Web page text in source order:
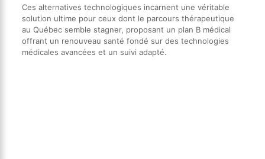
Ces alternatives technologiques incarnent une véritable
solution ultime pour ceux dont le parcours thérapeutique
au Québec semble stagner, proposant un plan B médical
offrant un renouveau santé fondé sur des technologies
médicales avancées et un suivi adapté.